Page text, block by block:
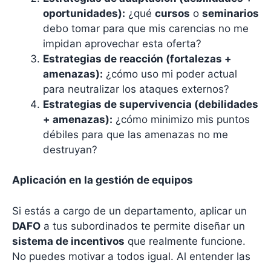
oportunidades): ¿qué cursos o seminarios
debo tomar para que mis carencias no me
impidan aprovechar esta oferta?
Estrategias de reacción (fortalezas +
amenazas): ¿cómo uso mi poder actual
para neutralizar los ataques externos?
Estrategias de supervivencia (debilidades
+ amenazas): ¿cómo minimizo mis puntos
débiles para que las amenazas no me
destruyan?
Aplicación en la gestión de equipos
Si estás a cargo de un departamento, aplicar un
DAFO a tus subordinados te permite diseñar un
sistema de incentivos que realmente funcione.
No puedes motivar a todos igual. Al entender las